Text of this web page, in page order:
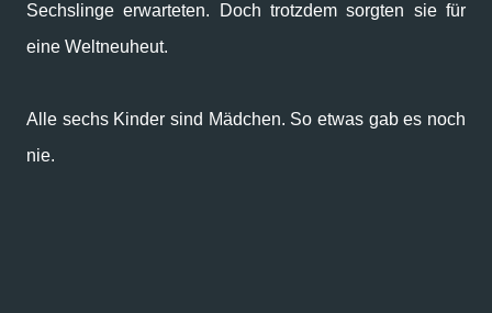
Sechslinge erwarteten. Doch trotzdem sorgten sie für
eine Weltneuheut.
Alle sechs Kinder sind Mädchen. So etwas gab es noch
nie.